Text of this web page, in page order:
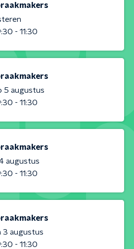
- 11:30
5 augustus
- 11:30
augustus
- 11:30
3 augustus
- 11:30